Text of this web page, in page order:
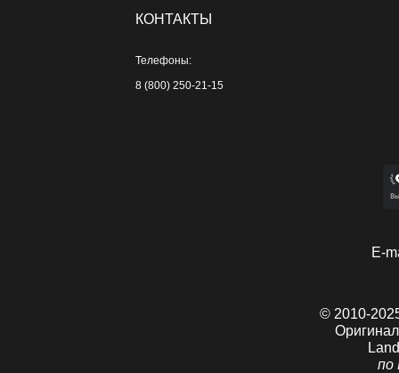
КОНТАКТЫ
E-
© 2010-
по
Телефоны:
8 (800) 250-21-15